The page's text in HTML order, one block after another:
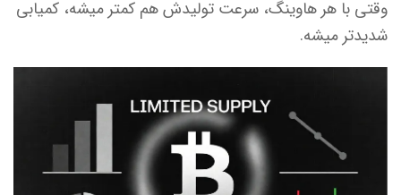
وقتی با هر هاوینگ، سرعت تولیدش هم کمتر میشه، کمیابی
شدیدتر میشه.